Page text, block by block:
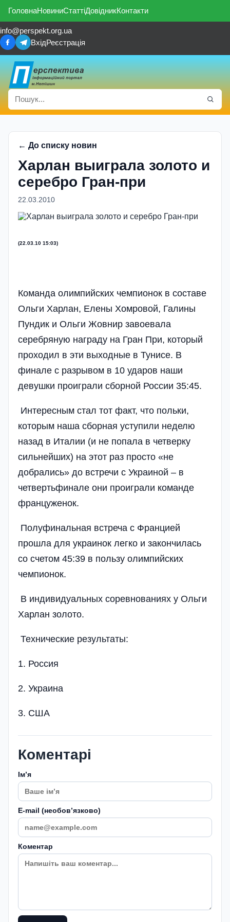
ГоловнаНовиниСтаттіДовідникКонтакти
info@perspekt.org.ua
ВхідРеєстрація
← До списку новин
Харлан выиграла золото и
серебро Гран-при
22.03.2010
(22.03.10 15:03)
Команда олимпийских чемпионок в составе
Ольги Харлан, Елены Хомровой, Галины
Пундик и Ольги Жовнир завоевала
серебряную награду на Гран При, который
проходил в эти выходные в Тунисе. В
финале с разрывом в 10 ударов наши
девушки проиграли сборной России 35:45.
Интересным стал тот факт, что польки,
которым наша сборная уступили неделю
назад в Италии (и не попала в четверку
сильнейших) на этот раз просто «не
добрались» до встречи с Украиной – в
четвертьфинале они проиграли команде
француженок.
Полуфинальная встреча с Францией
прошла для украинок легко и закончилась
со счетом 45:39 в пользу олимпийских
чемпионок.
В индивидуальных соревнованиях у Ольги
Харлан золото.
Технические результаты:
1. Россия
2. Украина
3. США
Коментарі
Імʼя
E-mail (необовʼязково)
Коментар